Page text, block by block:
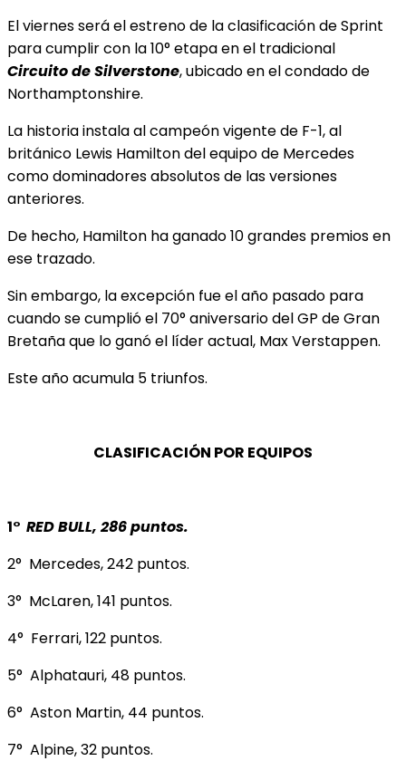
El viernes será el estreno de la clasificación de Sprint
para cumplir con la 10° etapa en el tradicional
Circuito de Silverstone, ubicado en el condado de
Northamptonshire.
La historia instala al campeón vigente de F-1, al
británico Lewis Hamilton del equipo de Mercedes
como dominadores absolutos de las versiones
anteriores.
De hecho, Hamilton ha ganado 10 grandes premios en
ese trazado.
Sin embargo, la excepción fue el año pasado para
cuando se cumplió el 70° aniversario del GP de Gran
Bretaña que lo ganó el líder actual, Max Verstappen.
Este año acumula 5 triunfos.
CLASIFICACIÓN POR EQUIPOS
1° RED BULL, 286 puntos.
2° Mercedes, 242 puntos.
3° McLaren, 141 puntos.
4° Ferrari, 122 puntos.
5° Alphatauri, 48 puntos.
6° Aston Martin, 44 puntos.
7° Alpine, 32 puntos.